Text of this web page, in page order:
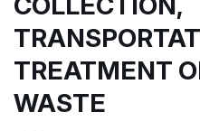
TREATMENT
WASTE